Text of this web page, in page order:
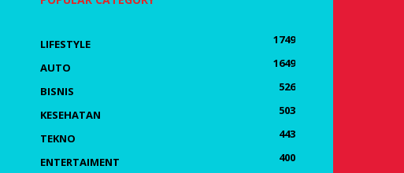
LIFESTYLE
1749
AUTO
1649
BISNIS
526
KESEHATAN
503
TEKNO
443
ENTERTAIMENT
400